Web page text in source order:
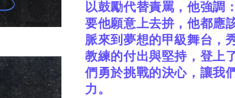
以鼓勵代替責罵，他強調
要他願意上去拚，他都應
脈來到夢想的甲級舞台，
教練的付出與堅持，登上
們勇於挑戰的決心，讓我
力。